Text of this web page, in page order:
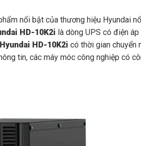
nổi bật của thương hiệu Hyundai
HD-10K2i là dòng UPS có điện
HD-10K2i có thời gian chuyển
tin, các máy móc công nghiệp có